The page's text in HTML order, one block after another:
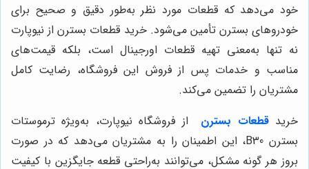
خود می‌دهد که قطعات مورد نظر به‌طور دقیق و صحیح برای
خودروهای بسترن تأمین می‌شود. خرید قطعات بسترن از نیوپارت
نه تنها به‌معنی تهیه قطعات اورجینال است، بلکه قیمت‌های
مناسب و خدمات پس از فروش این فروشگاه، رضایت کامل
مشتریان را تضمین می‌کند.
خرید قطعات بسترن
از فروشگاه نیوپارت، به‌ویژه ترموستات
بسترن B30، این اطمینان را به مشتریان می‌دهد که در صورت
بروز هر گونه مشکل، می‌توانند به‌راحتی قطعه جایگزین با کیفیت